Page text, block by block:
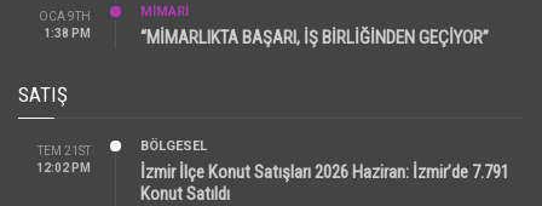
OCA 9TH
1:38 PM
MİMARİ
“MİMARLIKTA BAŞARI, İŞ BİRLİĞİNDEN GEÇİYOR”
SATIŞ
TEM 21ST
12:02 PM
BÖLGESEL
İzmir İlçe Konut Satışları 2026 Haziran: İzmir’de 7.791
Konut Satıldı